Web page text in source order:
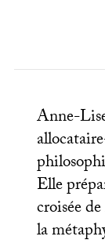
Anne-
Elle
croisée
la